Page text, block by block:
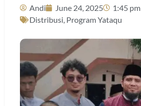
Andi June 24, 2025
1:45 pm
Distribusi, Program Yataqu